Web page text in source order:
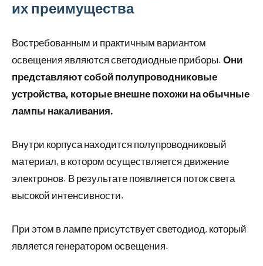
их преимущества
Востребованным и практичным вариантом
освещения являются светодиодные приборы. Они
представляют собой полупроводниковые
устройства, которые внешне похожи на обычные
лампы накаливания.
Внутри корпуса находится полупроводниковый
материал, в котором осуществляется движение
электронов. В результате появляется поток света
высокой интенсивности.
При этом в лампе присутствует светодиод, который
является генератором освещения.